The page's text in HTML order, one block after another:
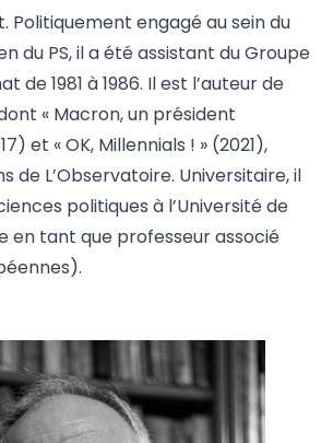
Politiquement engagé au sein du
du PS, il a été assistant du Groupe
de 1981 à 1986. Il est l’auteur de
« Macron, un président
et « OK, Millennials ! » (2021),
de L’Observatoire. Universitaire, il
politiques à l’Université de
en tant que professeur associé